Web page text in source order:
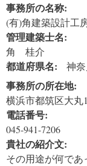
事務所の名称:
(有)角建築設計工
管理建築士名:
角 桂介
都道府県名: 神
事務所の所在地:
横浜市都筑区大丸
電話番号:
045-941-7206
貴社の紹介文:
その用途が何で